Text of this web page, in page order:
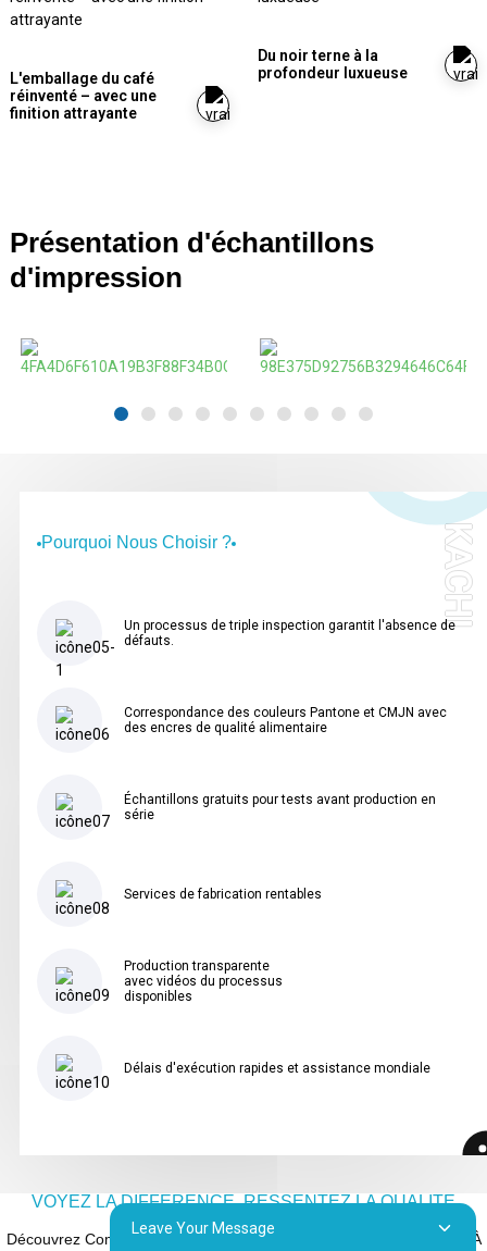
L'emballage du café
réinventé – avec une
finition attrayante
Du noir terne à la
profondeur luxueuse
Présentation d'échantillons
d'impression
KACHI
Pourquoi Nous Choisir ?
Un processus de triple inspection garantit l'absence de
défauts.
Correspondance des couleurs Pantone et CMJN avec
des encres de qualité alimentaire
Échantillons gratuits pour tests avant production en
série
Services de fabrication rentables
Production transparente
avec vidéos du processus
disponibles
Délais d'exécution rapides et assistance mondiale
VOYEZ LA DIFFÉRENCE, RESSENTEZ LA QUALITÉ
Découvrez Comment La Bonne Technique D'impression Donne Vie À
Leave Your Message